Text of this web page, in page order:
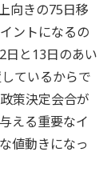
向きの75日移
ントになるの
日と13日のあい
ているからで
策決定会合が
える重要なイ
値動きになっ